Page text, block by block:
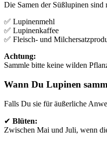
Die Samen der Süßlupinen
✅ Lupinenmehl
✅ Lupinenkaffee
✅ Fleisch- und
Achtung:
Sammle bitte keine wilden
Wann Du Lupinen
Falls Du sie für äußerliche
✔ Blüten:
Zwischen Mai und Juli, wenn